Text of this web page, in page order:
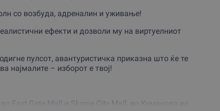
со возбуда, адреналин и уживање!
ефекти и дозволи му на виртуелниот
пулсот, авантуристичка приказна што ќе те
најмалите – изборот е твој!
East Gate Mall и Skopje City Mall, во Куманово во